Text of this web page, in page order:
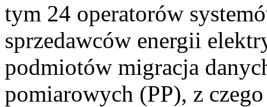
tym 24 operatorów
sprzedawców energii
podmiotów migracja
pomiarowych (PP), z